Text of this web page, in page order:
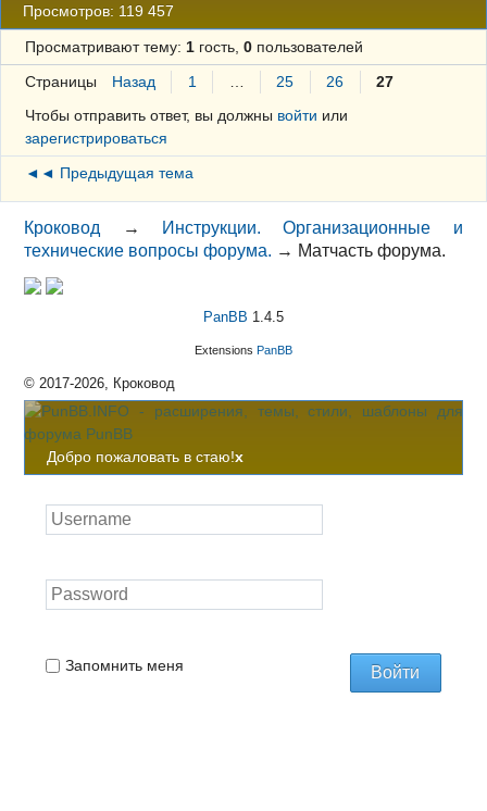
Просмотров: 119 457
Просматривают тему: 1гость, 0пользователей
Страницы Назад 1 25 26
27
Чтобы отправить ответ, вы должны войти или
зарегистрироваться
◄◄ Предыдущая тема
Кроковод →
Инструкции. Организационные и
технические вопросы форума. → Матчасть форума.
PanBB 1.4.5
Extensions PanBB
© 2017-2026, Кроковод
Добро пожаловать в стаю!x
Запомнить меня